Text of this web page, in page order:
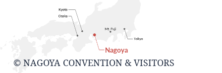
© NAGOYA CONVENTION & VISITORS